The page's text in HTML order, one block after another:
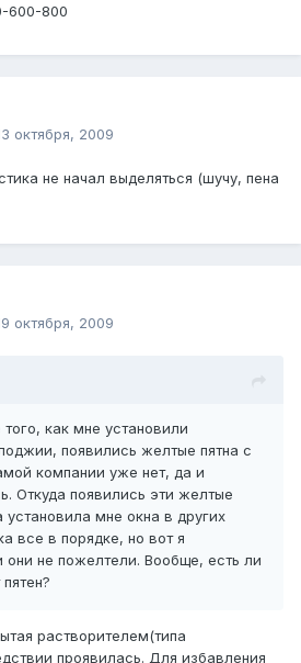
600-800
октября, 2009
не начал выделяться (шучу, пена
октября, 2009
как мне установили
появились желтые пятна с
компании уже нет, да и
Откуда появились эти желтые
мне окна в других
все в порядке, но вот я
не пожелтели. Вообще, есть ли
растворителем(типа
проявилась. Для избавления